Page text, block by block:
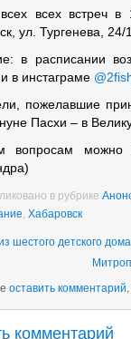
всех встреч
ул. Тургенева,
в расписании
в инстаграме
пожелавшие
Пасхи – в
вопросам можно
в рубрике
, Хабаровск
шестого детского
оставить комментарий
комментарий